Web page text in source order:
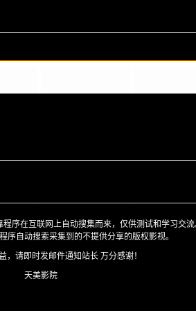
序在互联网上自动搜集而来，仅供测试和学习交
序自动搜索采集到的不提供分享的版权影视。
，请即时发邮件通知站长 万分感谢！
天美影院